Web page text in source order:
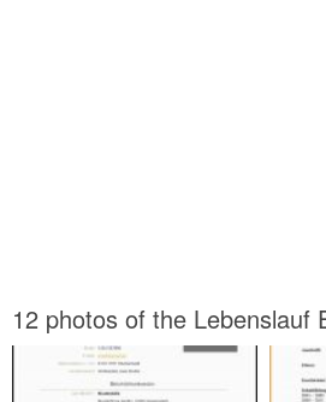
12 photos of the Lebenslauf